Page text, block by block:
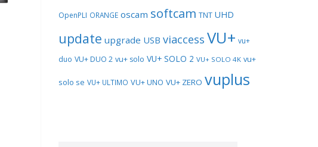
OpenPLI ORANGE oscam softcam TNT UHD
update upgrade USB viaccess VU+ vu+
duo VU+ DUO 2 vu+ solo VU+ SOLO 2 VU+ SOLO 4K vu+
solo se VU+ ULTIMO VU+ UNO VU+ ZERO vuplus